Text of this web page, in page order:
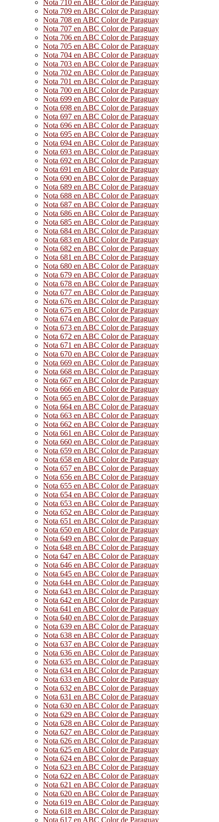
Nota 710 en ABC Color de Paraguay
Nota 709 en ABC Color de Paraguay
Nota 708 en ABC Color de Paraguay
Nota 707 en ABC Color de Paraguay
Nota 706 en ABC Color de Paraguay
Nota 705 en ABC Color de Paraguay
Nota 704 en ABC Color de Paraguay
Nota 703 en ABC Color de Paraguay
Nota 702 en ABC Color de Paraguay
Nota 701 en ABC Color de Paraguay
Nota 700 en ABC Color de Paraguay
Nota 699 en ABC Color de Paraguay
Nota 698 en ABC Color de Paraguay
Nota 697 en ABC Color de Paraguay
Nota 696 en ABC Color de Paraguay
Nota 695 en ABC Color de Paraguay
Nota 694 en ABC Color de Paraguay
Nota 693 en ABC Color de Paraguay
Nota 692 en ABC Color de Paraguay
Nota 691 en ABC Color de Paraguay
Nota 690 en ABC Color de Paraguay
Nota 689 en ABC Color de Paraguay
Nota 688 en ABC Color de Paraguay
Nota 687 en ABC Color de Paraguay
Nota 686 en ABC Color de Paraguay
Nota 685 en ABC Color de Paraguay
Nota 684 en ABC Color de Paraguay
Nota 683 en ABC Color de Paraguay
Nota 682 en ABC Color de Paraguay
Nota 681 en ABC Color de Paraguay
Nota 680 en ABC Color de Paraguay
Nota 679 en ABC Color de Paraguay
Nota 678 en ABC Color de Paraguay
Nota 677 en ABC Color de Paraguay
Nota 676 en ABC Color de Paraguay
Nota 675 en ABC Color de Paraguay
Nota 674 en ABC Color de Paraguay
Nota 673 en ABC Color de Paraguay
Nota 672 en ABC Color de Paraguay
Nota 671 en ABC Color de Paraguay
Nota 670 en ABC Color de Paraguay
Nota 669 en ABC Color de Paraguay
Nota 668 en ABC Color de Paraguay
Nota 667 en ABC Color de Paraguay
Nota 666 en ABC Color de Paraguay
Nota 665 en ABC Color de Paraguay
Nota 664 en ABC Color de Paraguay
Nota 663 en ABC Color de Paraguay
Nota 662 en ABC Color de Paraguay
Nota 661 en ABC Color de Paraguay
Nota 660 en ABC Color de Paraguay
Nota 659 en ABC Color de Paraguay
Nota 658 en ABC Color de Paraguay
Nota 657 en ABC Color de Paraguay
Nota 656 en ABC Color de Paraguay
Nota 655 en ABC Color de Paraguay
Nota 654 en ABC Color de Paraguay
Nota 653 en ABC Color de Paraguay
Nota 652 en ABC Color de Paraguay
Nota 651 en ABC Color de Paraguay
Nota 650 en ABC Color de Paraguay
Nota 649 en ABC Color de Paraguay
Nota 648 en ABC Color de Paraguay
Nota 647 en ABC Color de Paraguay
Nota 646 en ABC Color de Paraguay
Nota 645 en ABC Color de Paraguay
Nota 644 en ABC Color de Paraguay
Nota 643 en ABC Color de Paraguay
Nota 642 en ABC Color de Paraguay
Nota 641 en ABC Color de Paraguay
Nota 640 en ABC Color de Paraguay
Nota 639 en ABC Color de Paraguay
Nota 638 en ABC Color de Paraguay
Nota 637 en ABC Color de Paraguay
Nota 636 en ABC Color de Paraguay
Nota 635 en ABC Color de Paraguay
Nota 634 en ABC Color de Paraguay
Nota 633 en ABC Color de Paraguay
Nota 632 en ABC Color de Paraguay
Nota 631 en ABC Color de Paraguay
Nota 630 en ABC Color de Paraguay
Nota 629 en ABC Color de Paraguay
Nota 628 en ABC Color de Paraguay
Nota 627 en ABC Color de Paraguay
Nota 626 en ABC Color de Paraguay
Nota 625 en ABC Color de Paraguay
Nota 624 en ABC Color de Paraguay
Nota 623 en ABC Color de Paraguay
Nota 622 en ABC Color de Paraguay
Nota 621 en ABC Color de Paraguay
Nota 620 en ABC Color de Paraguay
Nota 619 en ABC Color de Paraguay
Nota 618 en ABC Color de Paraguay
Nota 617 en ABC Color de Paraguay